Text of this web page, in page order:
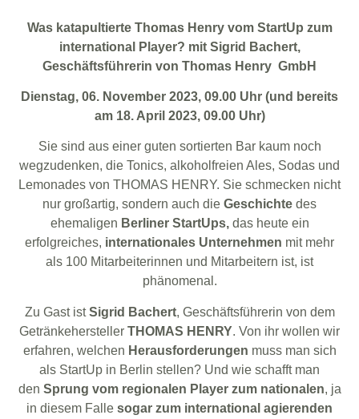
Was katapultierte Thomas Henry vom StartUp zum
international Player? mit Sigrid Bachert,
Geschäftsführerin von Thomas Henry GmbH
Dienstag, 06. November 2023, 09.00 Uhr (und bereits
am 18. April 2023, 09.00 Uhr)
Sie sind aus einer guten sortierten Bar kaum noch
wegzudenken, die Tonics, alkoholfreien Ales, Sodas und
Lemonades von THOMAS HENRY. Sie schmecken nicht
nur großartig, sondern auch die Geschichte des
ehemaligen Berliner StartUps, das heute ein
erfolgreiches, internationales Unternehmen mit mehr
als 100 Mitarbeiterinnen und Mitarbeitern ist, ist
phänomenal.
Zu Gast istSigrid Bachert, Geschäftsführerin von dem
Getränkehersteller THOMAS HENRY. Von ihr wollen wir
erfahren, welchen Herausforderungen muss man sich
als StartUp in Berlin stellen? Und wie schafft man
den Sprung vom regionalen Player zum nationalen, ja
in diesem Falle sogar zum international agierenden